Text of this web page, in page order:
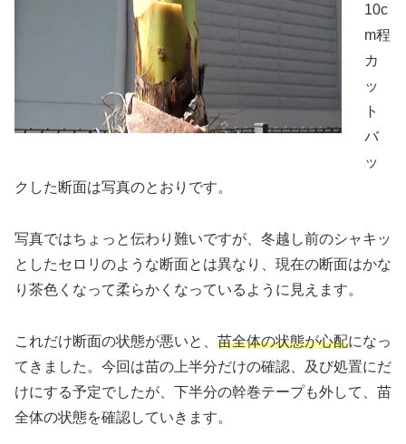
10c
m程
カ
ッ
ト
バ
ッ
クした断面は写真のとおりです。
写真ではちょっと伝わり難いですが、冬越し前のシャキッ
としたセロリのような断面とは異なり、現在の断面はかな
り茶色くなって柔らかくなっているように見えます。
これだけ断面の状態が悪いと、 苗全体の状態が心配になっ
てきました。今回は苗の上半分だけの確認、及び処置にだ
けにする予定でしたが、下半分の幹巻テープも外して、苗
全体の状態を確認していきます。